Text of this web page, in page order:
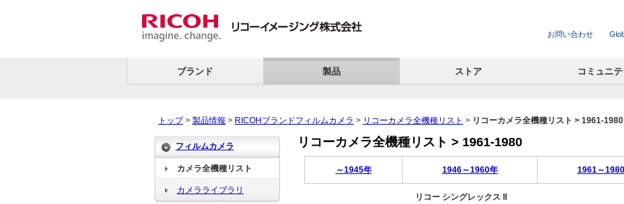
お問い合わせ
ブランド 製品 ストア コミュニテ
トップ > 製品情報 > RICOHブランドフィルムカメラ > リコーカメラ全機種リスト > リコーカメラ全機種リスト > 1961-1980
リコーカメラ全機種リスト > 1961-1980
～1945年 1946～1960年 1961～
リコー シングレックス II
フィルムカメラ
カメラ全機種リスト
カメラライブラリ